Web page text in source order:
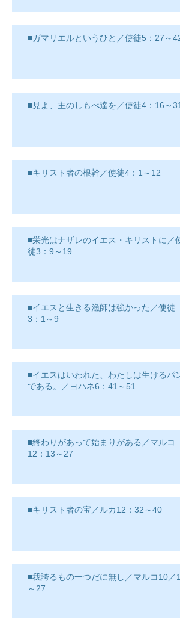
■ガマリエルというひと／使徒5：27～42
■見よ、主のしもべ達を／使徒4：16～31
■キリスト者の根幹／使徒4：1～12
■栄光はナザレのイエス・キリストに／使
徒3：9～19
■イエスと生きる漁師は強かった／使徒
3：1～9
■イエスはいわれた、わたしは生けるパン
である。／ヨハネ6：41～51
■終わりがあって始まりがある／マルコ
12：13～27
■キリスト者の宝／ルカ12：32～40
■我誇るもの一つだに無し／マルコ10／17
～27